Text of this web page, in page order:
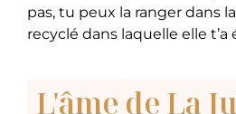
pas, tu peux la ranger dans
recyclé dans laquelle elle t’a
L'âme de La